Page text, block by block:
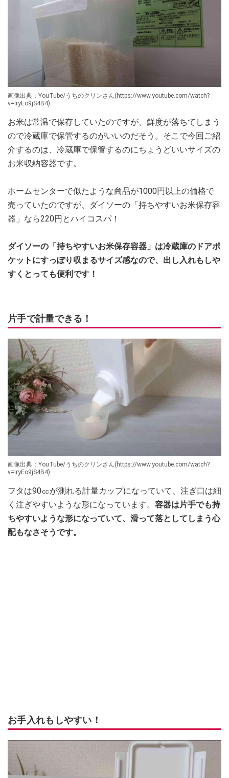
画像出典：YouTube/うちのクリンさん(https://www.youtube.com/watch?
v=IryEo9jS4B4)
お米は常温で保存していたのですが、鮮度が落ちてしまう
ので冷蔵庫で保管するのがいいのだそう。そこで今回ご紹
介するのは、冷蔵庫で保管するのにちょうどいいサイズの
お米収納容器です。
ホームセンターで似たような商品が1000円以上の価格で
売っていたのですが、ダイソーの「持ちやすいお米保存容
器」なら220円とハイコスパ！
ダイソーの「持ちやすいお米保存容器」は冷蔵庫のドアポ
ケットにすっぽり収まるサイズ感なので、出し入れもしや
すくとっても便利です！
片手で計量できる！
画像出典：YouTube/うちのクリンさん(https://www.youtube.com/watch?
v=IryEo9jS4B4)
フタは90㏄が測れる計量カップになっていて、注ぎ口は細
く注ぎやすいような形になっています。 容器は片手でも持
ちやすいような形になっていて、滑って落としてしまう心
配もなさそうです。
お手入れもしやすい！